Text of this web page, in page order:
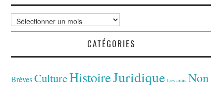
Archives
CATÉGORIES
Brèves CultureHistoireJuridique Les amis Non